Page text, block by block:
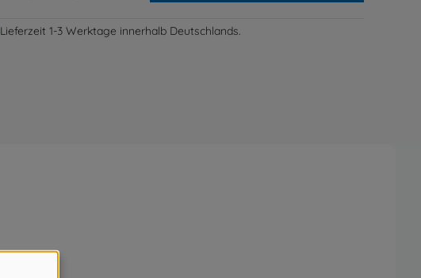
Lieferzeit 1-3 Werktage innerhalb Deutschlands.